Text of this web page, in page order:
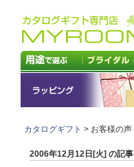
カタログギフト > お客様の声
2006年12月12日[火] の記事